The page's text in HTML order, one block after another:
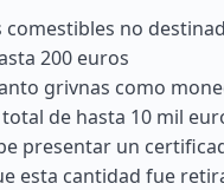
no
200 euros
grivnas como
de hasta 10 mil
presentar un
esta cantidad fue